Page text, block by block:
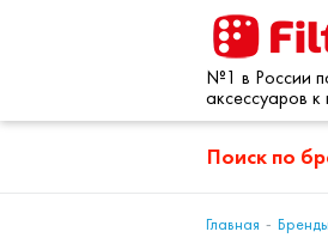
№1 в России
аксессуаров
Поиск по
Главная Бренды